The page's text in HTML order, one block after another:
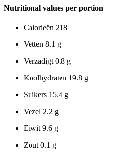
Nutritional values per portion
Calorieën 218
Vetten 8.1 g
Verzadigt 0.8 g
Koolhydraten 19.8 g
Suikers 15.4 g
Vezel 2.2 g
Eiwit 9.6 g
Zout 0.1 g